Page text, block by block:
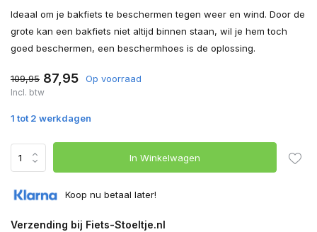
Ideaal om je bakfiets te beschermen tegen weer en wind. Door de
grote kan een bakfiets niet altijd binnen staan, wil je hem toch
goed beschermen, een beschermhoes is de oplossing.
109,95 87,95 Op voorraad
Incl. btw
1 tot 2 werkdagen
In Winkelwagen
Koop nu betaal later!
Verzending bij Fiets-Stoeltje.nl